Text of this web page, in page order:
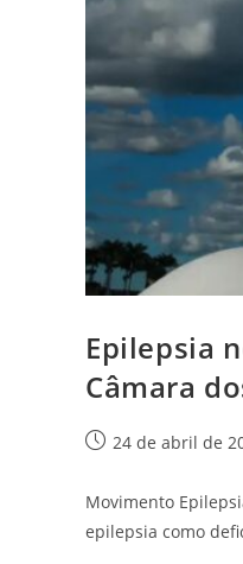
Epilepsia
Câmara
24 de abril de
Movimento
epilepsia como